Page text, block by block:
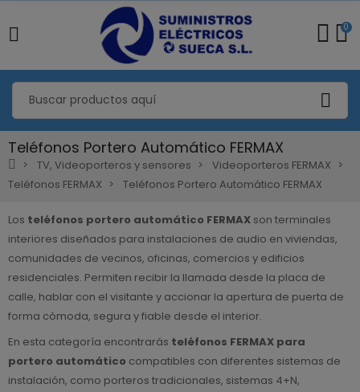
0
Teléfonos Portero Automático FERMAX
TV, Videoporteros y sensores
Videoporteros FERMAX
Teléfonos FERMAX
Teléfonos Portero Automático FERMAX
Los teléfonos portero automático FERMAX son terminales
interiores diseñados para instalaciones de audio en viviendas,
comunidades de vecinos, oficinas, comercios y edificios
residenciales. Permiten recibir la llamada desde la placa de
calle, hablar con el visitante y accionar la apertura de puerta de
forma cómoda, segura y fiable desde el interior.
En esta categoría encontrarás teléfonos FERMAX para
portero automático compatibles con diferentes sistemas de
instalación, como porteros tradicionales, sistemas 4+N,